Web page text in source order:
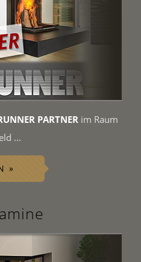
PARTNER im Raum
...
»